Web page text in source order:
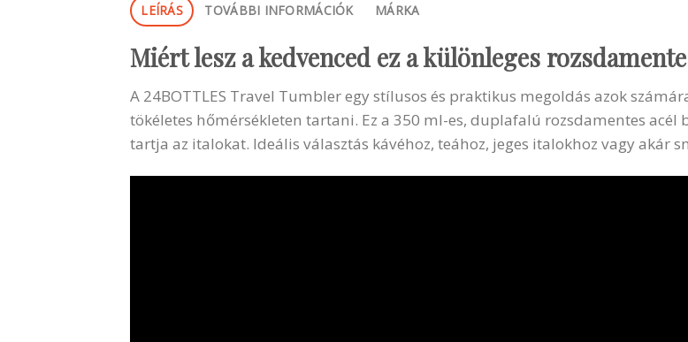
LEÍRÁS TOVÁBBI INFORMÁCIÓK MÁRKA
Miért lesz a kedvenced ez a különleges
A 24BOTTLES Travel Tumbler egy stílusos és praktikus megoldás azok
tökéletes hőmérsékleten tartani. Ez a 350 ml-es, duplafalú rozsdamentes acél
tartja az italokat. Ideális választás kávéhoz, teához, jeges italokhoz vagy akár